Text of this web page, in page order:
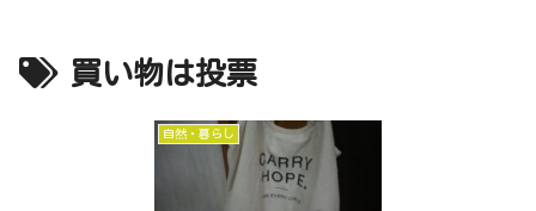
買い物は投票
自然・暮らし